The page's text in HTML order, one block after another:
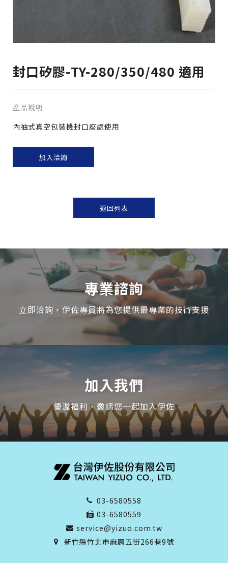
封口矽膠-TY-280/350/480 適用
產品說明
內抽式真空包裝機封口座處使用
加入洽詢
返回列表
專業諮詢
立即洽詢，伊佐專員將為您提供最專業的技術支援
加入我們
優渥福利，邀請您一起加入伊佐
03-6580558
03-6580559
service@yizuo.com.tw
新竹縣竹北市麻園五街266巷9號